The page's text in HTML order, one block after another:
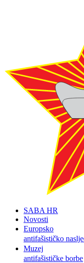
SABA HR
Novosti
Europsko
antifašističko
Muzej
antifašističke borbe